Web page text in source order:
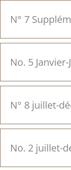
N° 7
No. 5 Janvier-
N° 8 juillet-
No. 2 juillet-